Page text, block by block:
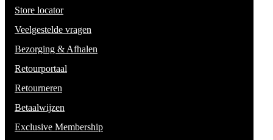
Store locator
Veelgestelde vragen
Bezorging & Afhalen
Retourportaal
Retourneren
Betaalwijzen
Exclusive Membership